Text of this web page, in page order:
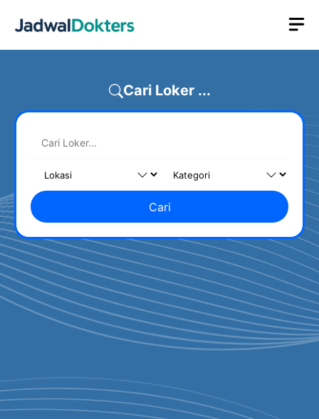
Cari Loker ...
Cari